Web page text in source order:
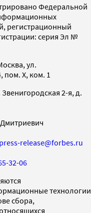
Федеральной
регистрационный
серия Эл №
ул.
пом. X, ком. 1
2-я, д.
press-release@forbes.ru
32-06
технологии
сбора,